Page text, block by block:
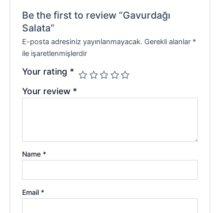
Be the first to review “Gavurdağı
Salata”
E-posta adresiniz yayınlanmayacak. Gerekli alanlar *
ile işaretlenmişlerdir
Your rating *
Your review *
Name *
Email *